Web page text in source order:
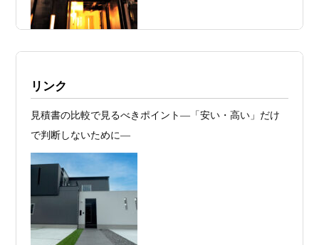
2026年07月23
日
予算が限られていても“美しい家”はつく
れる 削るべき場所・残すべき場所をどう
日
RC風デザインを実現するための設計戦略
デザイン住宅
2026年07月11
日
京都・滋賀で注文住宅を建てるなら、建
プラン、相談・3D設計で理想の家づくり
施工例・京都市北区・ハイクラスの家1UP
多数お問合せありがとうございました。2021～
2025年度 京都・滋賀の注文住宅モニター募
お問合せ有難う御座いました。京都市北区I様,京都市中京
区K様,京都市右京区S様,滋賀県大津市T様,京都市中京区A
様,京都市山科区E様,滋賀県大津市S様,滋賀県草津市D様,
京都市中京区M様,京都市北区M様,京都市上京区T様,京都
リンク
見積書の比較で見るべきポイント―「安い・高い」だけ
で判断しないために―